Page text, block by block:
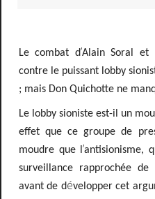
Le combat d’Alain Soral et
contre le puissant lobby
; mais Don Quichotte ne
Le lobby sioniste est-il un
effet que ce groupe de
moudre que l’antisionisme,
surveillance rapprochée
avant de développer cet